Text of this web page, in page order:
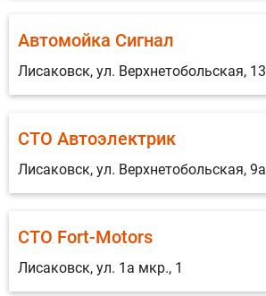
Автомойка Сигнал
Лисаковск, ул. Верхнетобольская, 13
СТО Автоэлектрик
Лисаковск, ул. Верхнетобольская, 9а
СТО Fort-Motors
Лисаковск, ул. 1а мкр., 1